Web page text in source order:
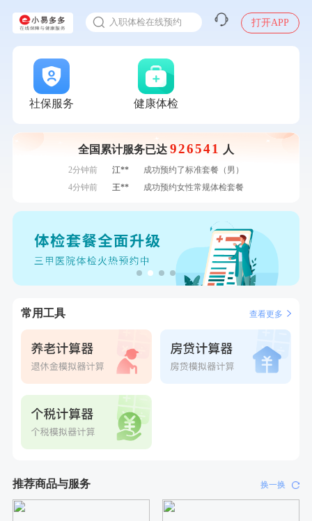
入职体检在线预约
打开APP
社保服务 健康体检
全国累计服务已达 926541 人
7分钟前 毛**
成功预约了尊享版孕前套餐（女）
7分钟前
袁**
购买了美的体重秤 MO-CW5 白色
刚刚
潘*
购买了美的1.5L电热水壶HJ1522
刚刚
购买了美的1.5L电热水壶HJ1522
成功预约了男性健康套餐
成功预约了男性健康套餐
1分钟前
购买了七年五季黑咖啡速溶低脂无添加蔗糖美式咖啡粉
24g*2盒
2分钟前 何*
购买了K3颈椎按摩仪（浅灰色）
2分钟前
江**
成功预约了标准套餐（男）
4分钟前
王**
成功预约女性常规体检套餐
购买了七年五季黑咖啡速溶低脂无添加蔗糖美式咖啡粉
24g*2盒
6分钟前 肖**
成功预约了坐班族体检套餐（男）
7分钟前
毛**
成功预约了尊享版孕前套餐（女）
购买了美的体重秤 MO-CW5 白色
常用工具 查看更多
推荐商品与服务 换一换